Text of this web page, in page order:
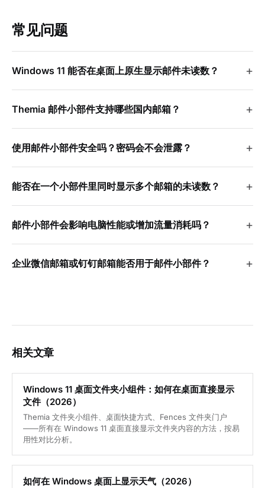
常见问题
Windows 11 能否在桌面上原生显示邮件未读数？
Themia 邮件小部件支持哪些国内邮箱？
使用邮件小部件安全吗？密码会不会泄露？
能否在一个小部件里同时显示多个邮箱的未读数？
邮件小部件会影响电脑性能或增加流量消耗吗？
企业微信邮箱或钉钉邮箱能否用于邮件小部件？
相关文章
Windows 11 桌面文件夹小组件：如何在桌面直接显示
文件（2026）
Themia 文件夹小组件、桌面快捷方式、Fences 文件夹门户
——所有在 Windows 11 桌面直接显示文件夹内容的方法，按易
用性对比分析。
如何在 Windows 桌面上显示天气（2026）